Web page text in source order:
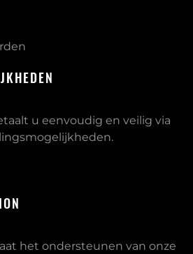
u eenvoudig en veilig via
het ondersteunen van onze